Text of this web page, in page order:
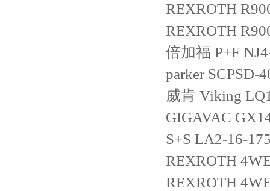
REXROTH
REXROTH
倍加福 P+F
parker SCPSD-
威肯 Viking
GIGAVAC
S+S LA2-16-
REXROTH
REXROTH